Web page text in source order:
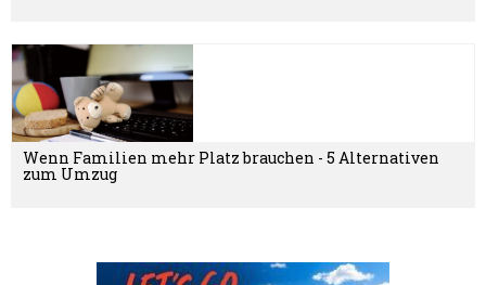
Wenn Familien mehr Platz brauchen - 5 Alternativen
zum Umzug